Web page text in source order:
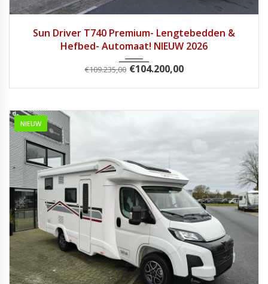
Sun Driver T740 Premium- Lengtebedden &
Hefbed- Automaat! NIEUW 2026
€109.235,00 €104.200,00
NIEUW